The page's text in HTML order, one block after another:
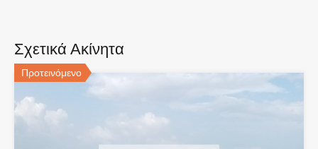
Σχετικά Ακίνητα
Προτεινόμενο